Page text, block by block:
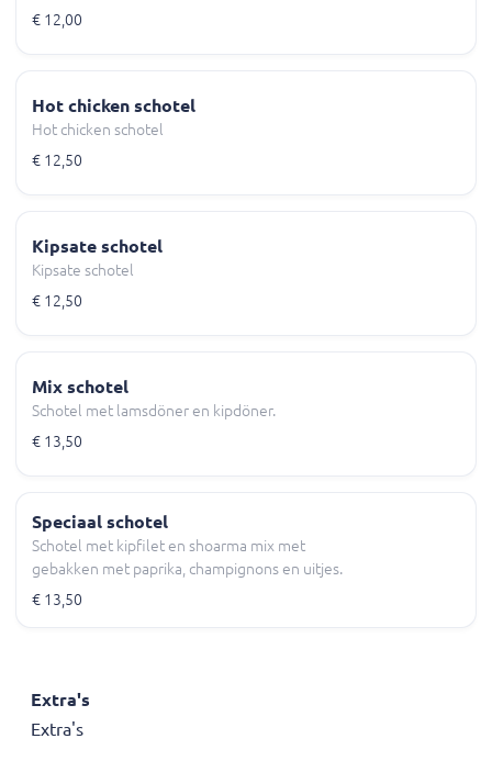
€ 12,00
Hot chicken schotel
Hot chicken schotel
€ 12,50
Kipsate schotel
Kipsate schotel
€ 12,50
Mix schotel
Schotel met lamsdöner en kipdöner.
€ 13,50
Speciaal schotel
Schotel met kipfilet en shoarma mix met
gebakken met paprika, champignons en uitjes.
€ 13,50
Extra's
Extra's